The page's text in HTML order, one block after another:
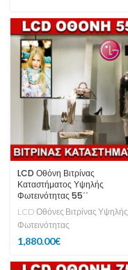
LCD Οθόνη Βιτρίνας
Καταστήματος Υψηλής
Φωτεινότητας 55΄΄
LCD Οθόνες Βιτρίνας Υψηλής
Φωτεινότητας
1,880.00€